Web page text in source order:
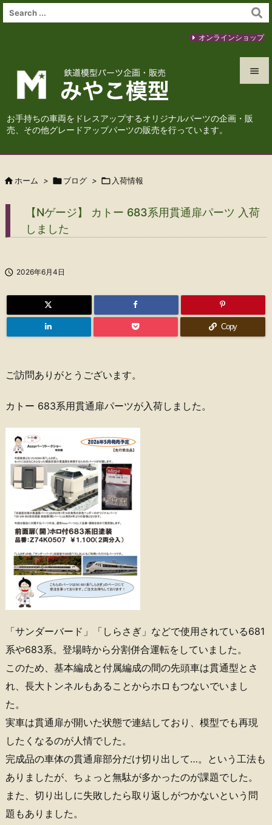
お手持ちの車両をドレスアップするオリジナルパーツの企画・販
売、その他グレードアップパーツの販売を行っています。




オンラインショップ
 ホーム > ブログ >  入荷情報
【Nゲージ】 カトー 683系用貫通扉パーツ 入荷
しました
 2026年6月4日
Copy
ご訪問ありがとうございます。
カトー 683系用貫通扉パーツが入荷しました。
「サンダーバード」「しらさぎ」などで使用されている681
系や683系。登場時から分割併合運転をしていました。
このため、基本編成と付属編成の間の先頭車は貫通型とさ
れ、長大トンネルもあることからホロもつないでいまし
た。
実車は貫通扉が開いた状態で連結しており、模型でも再現
したくなるのが人情でした。
完成品の車体の貫通扉部分だけ切り出して…。という工法も
ありましたが、ちょっと無駄が多かったのが課題でした。
また、切り出しに失敗したら取り返しがつかないという問
題もありました。